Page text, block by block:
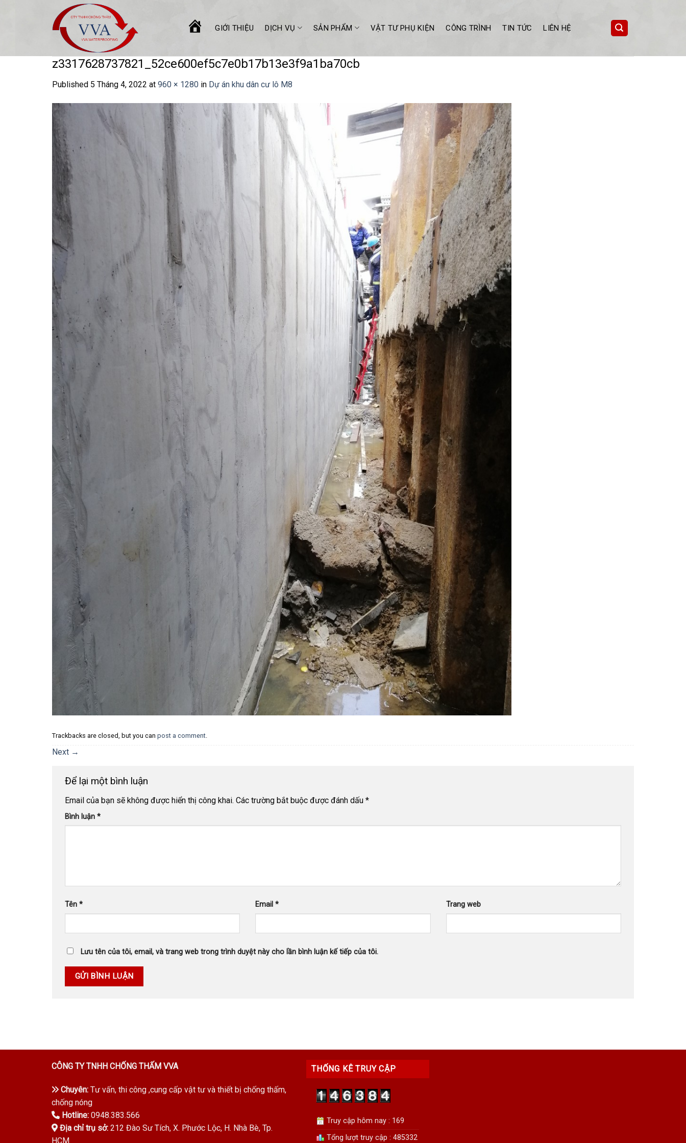
TRANG GIỚI THIỆU DỊCH VỤ SẢN PHẨM VẬT TƯ PHỤ KIỆN CÔNG TRÌNH TIN TỨC LIÊN HỆ
z3317628737821_52ce600ef5c7e0b17b13e3f9a1ba70cb
Published 5 Tháng 4, 2022 at 960 × 1280 in Dự án khu dân cư lô M8
Trackbacks are closed, but you can post a comment.
Next →
Để lại một bình luận
Email của bạn sẽ không được hiển thị công khai. Các trường bắt buộc được đánh dấu *
Bình luận *
Tên * Email* Trang web
Lưu tên của tôi, email, và trang web trong trình duyệt này cho lần bình luận kế tiếp của tôi.
CÔNG TY TNHH CHỐNG THẤM VVA
Chuyên:Tư vấn, thi công ,cung cấp vật tư và thiết bị chống thấm,
chống nóng
Hotline:0948.383.566
Địa chỉ trụ sở:212 Đào Sư Tích, X. Phước Lộc, H. Nhà Bè, Tp.
HCM
THỐNG KÊ TRUY CẬP
Truy cập hôm nay : 169
Tổng lượt truy cập : 485332